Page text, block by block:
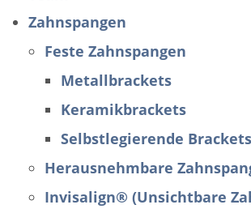
Zahnspangen
Feste Zahnspangen
Metallbrackets
Keramikbrackets
Selbstlegierende Brackets
Herausnehmbare
Invisalign® (Unsichtbare